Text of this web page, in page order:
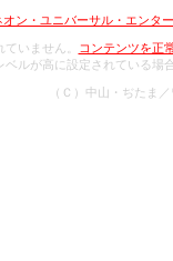
オン・ユニバーサル・エンタ
いません。
コンテンツを正
ベルが高に設定されている
（Ｃ）中山・ぢたま